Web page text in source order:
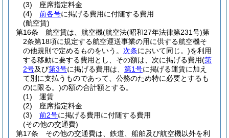
(3)
座席指定料金
(4)
前各号に掲げる費用に付随する費用
(航空賃)
第16条
航空賃は、航空機(航空法(昭和27年法律第231号)第
2条第18項に規定する航空運送事業の用に供する航空機そ
の他規則で定めるものをいう。 次条において同じ。)を利用
する移動に要する費用とし、その額は、次に掲げる費用(第
2号及び第3号に掲げる費用は、 第1号に掲げる運賃に加え
て別に支払うものであって、公務のため特に必要とするも
のに限る。)の額の合計額とする。
(1)
運賃
(2)
座席指定料金
(3)
前2号に掲げる費用に付随する費用
(その他の交通費)
第17条
その他の交通費は、鉄道、船舶及び航空機以外を利